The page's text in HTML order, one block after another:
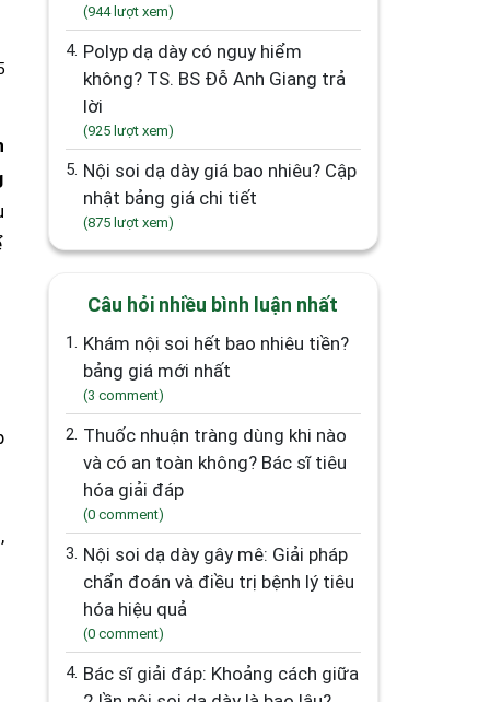
(944 lượt xem)
4. Polyp dạ dày có nguy hiểm
không? TS. BS Đỗ Anh Giang trả
lời
(925 lượt xem)
5. Nội soi dạ dày giá bao nhiêu? Cập
nhật bảng giá chi tiết
(875 lượt xem)
Câu hỏi nhiều bình luận nhất
1. Khám nội soi hết bao nhiêu tiền?
bảng giá mới nhất
(3 comment)
2. Thuốc nhuận tràng dùng khi nào
và có an toàn không? Bác sĩ tiêu
hóa giải đáp
(0 comment)
3. Nội soi dạ dày gây mê: Giải pháp
chẩn đoán và điều trị bệnh lý tiêu
hóa hiệu quả
(0 comment)
4. Bác sĩ giải đáp: Khoảng cách giữa